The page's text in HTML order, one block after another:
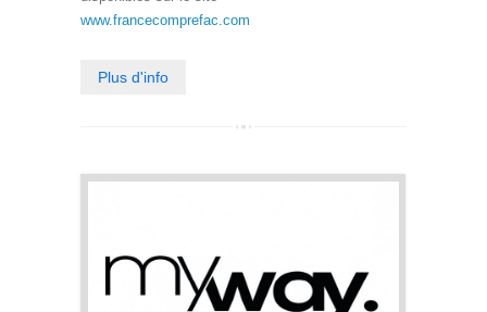
www.francecomprefac.com
Plus d'info